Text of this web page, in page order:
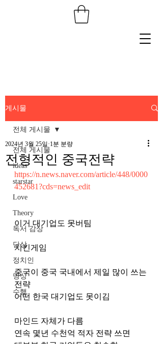
게시물
전체 게시물
ideas
starstar
Love
Theory
독서 감상
단상
정치인
명상
수행
전체 게시물
전형적인 중국전략
2024년 3월 25일 1분 분량
https://n.news.naver.com/article/448/0000
452681?cds=news_edit
이거 대기업도 못버팀
치킨게임
중국이 중국 국내에서 제일 많이 쓰는
전략
어떤 한국 대기업도 못이김
마인드 자체가 다름
연속 몇년 수천억 적자 전략 쓰면